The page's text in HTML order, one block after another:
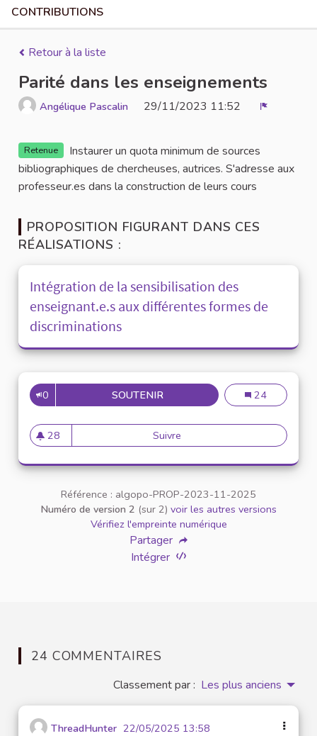
CONTRIBUTIONS
Retour à la liste
Parité dans les enseignements
Angélique Pascalin 29/11/2023 11:52
Retenue
Instaurer un quota minimum de sources
bibliographiques de chercheuses, autrices. S'adresse aux
professeur.es dans la construction de leurs cours
PROPOSITION FIGURANT DANS CES
RÉALISATIONS :
Intégration de la sensibilisation des
enseignant.e.s aux différentes formes de
discriminations
0 SOUTENIRPARITÉ DANS LESParité dans les
24
28
28 abonnés
Suivre Parité dans les
Référence : algopo-PROP-2023-11-2025
Numéro de version 2 (sur 2) voir les autres versions
Vérifiez l'empreinte numérique
Partager
Intégrer
24 COMMENTAIRES
Classement par : Les plus anciens
ThreadHunter 22/05/2025 13:58